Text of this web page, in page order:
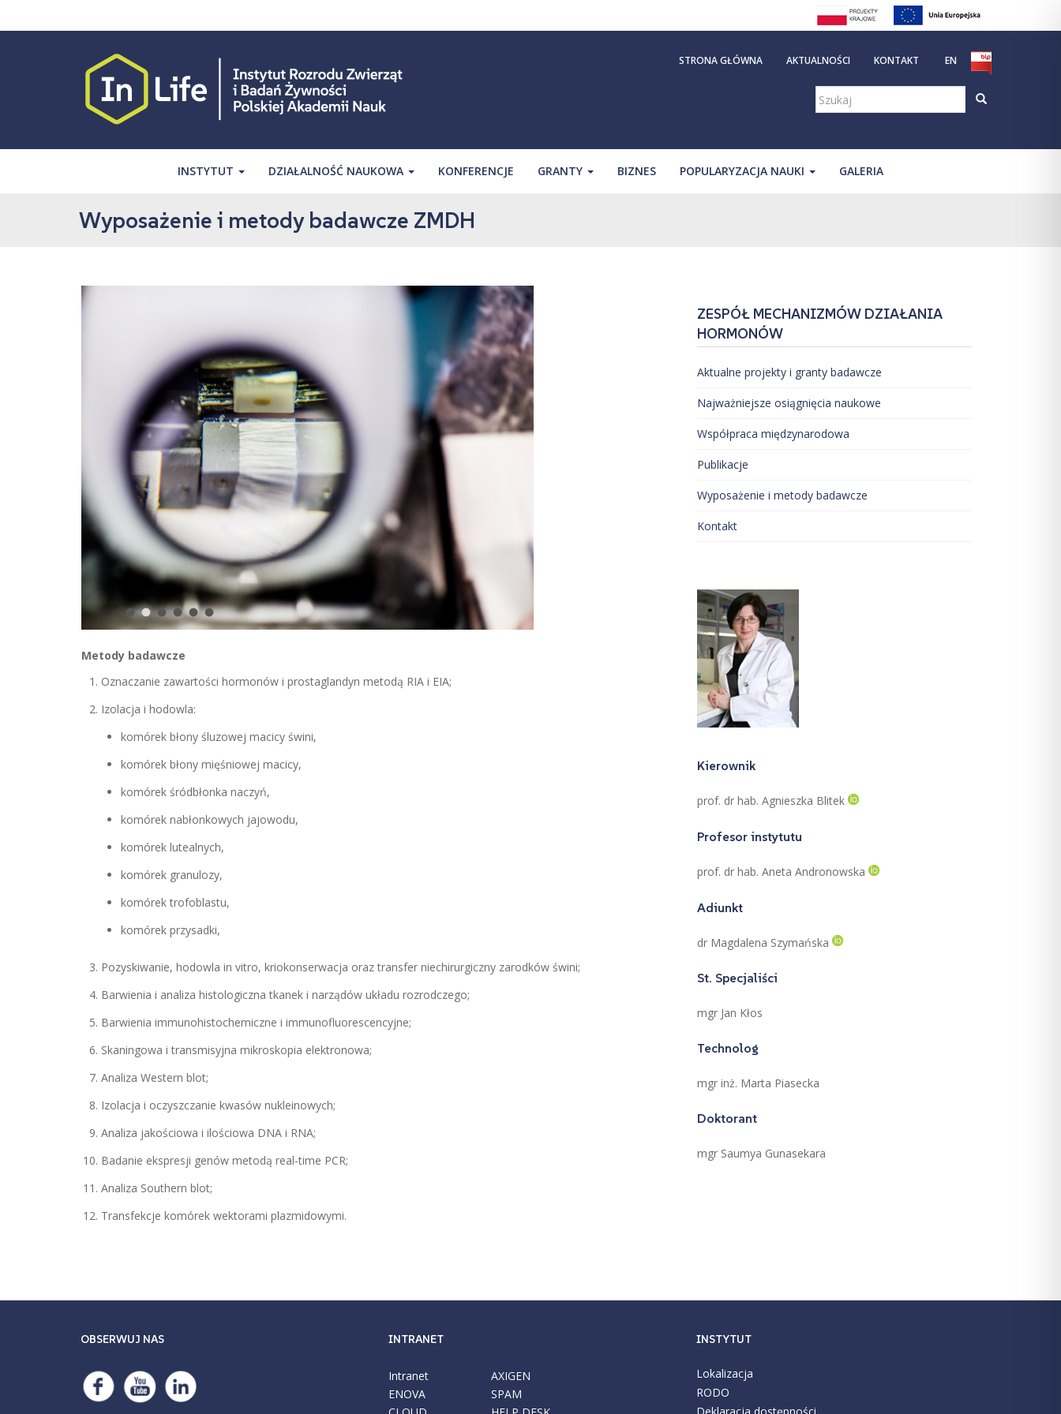
i
STRONA GŁÓWNA AKTUALNOŚCI KONTAKT EN
Szukaj:
INSTYTUT DZIAŁALNOŚĆ NAUKOWA KONFERENCJE GRANTY BIZNES POPULARYZACJA NAUKI GALERIA
Wyposażenie i metody badawcze ZMDH
Metody badawcze
Oznaczanie zawartości hormonów i prostaglandyn metodą RIA i EIA;
Izolacja i hodowla:
komórek błony śluzowej macicy świni,
komórek błony mięśniowej macicy,
komórek śródbłonka naczyń,
komórek nabłonkowych jajowodu,
komórek lutealnych,
komórek granulozy,
komórek trofoblastu,
komórek przysadki,
Pozyskiwanie, hodowla in vitro, kriokonserwacja oraz transfer niechirurgiczny zarodków świni;
Barwienia i analiza histologiczna tkanek i narządów układu rozrodczego;
Barwienia immunohistochemiczne i immunofluorescencyjne;
Skaningowa i transmisyjna mikroskopia elektronowa;
Analiza Western blot;
Izolacja i oczyszczanie kwasów nukleinowych;
Analiza jakościowa i ilościowa DNA i RNA;
Badanie ekspresji genów metodą real-time PCR;
Analiza Southern blot;
Transfekcje komórek wektorami plazmidowymi.
ZESPÓŁ MECHANIZMÓW DZIAŁANIA
HORMONÓW
Aktualne projekty i granty badawcze
Najważniejsze osiągnięcia naukowe
Współpraca międzynarodowa
Publikacje
Wyposażenie i metody badawcze
Kontakt
Kierownik
prof. dr hab. Agnieszka Blitek
Profesor instytutu
prof. dr hab. Aneta Andronowska
Adiunkt
dr Magdalena Szymańska
St. Specjaliści
mgr Jan Kłos
Technolog
mgr inż. Marta Piasecka
Doktorant
mgr Saumya Gunasekara
OBSERWUJ NAS INTRANET
Intranet
ENOVA
AXIGEN
SPAM
INSTYTUT
Lokalizacja
RODO